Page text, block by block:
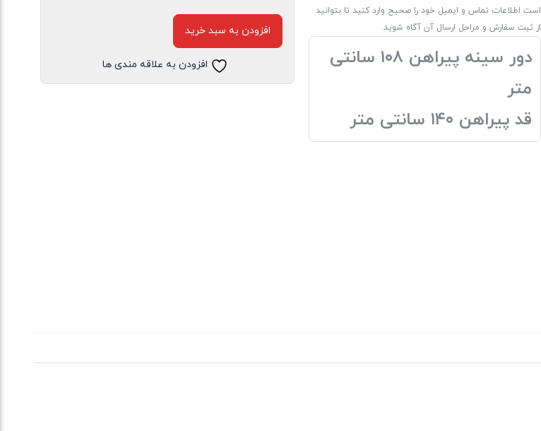
است اطلاعات تماس و ایمیل خود را صحیح وارد کنید تا بتوانید
از ثبت سفارش و مراحل ارسال آن آگاه شوید.
دور سینه پیراهن ۱۰۸ سانتی
متر
قد پیراهن ۱۴۰ سانتی متر
افزودن به سبد خرید
افزودن به علاقه مندی ها